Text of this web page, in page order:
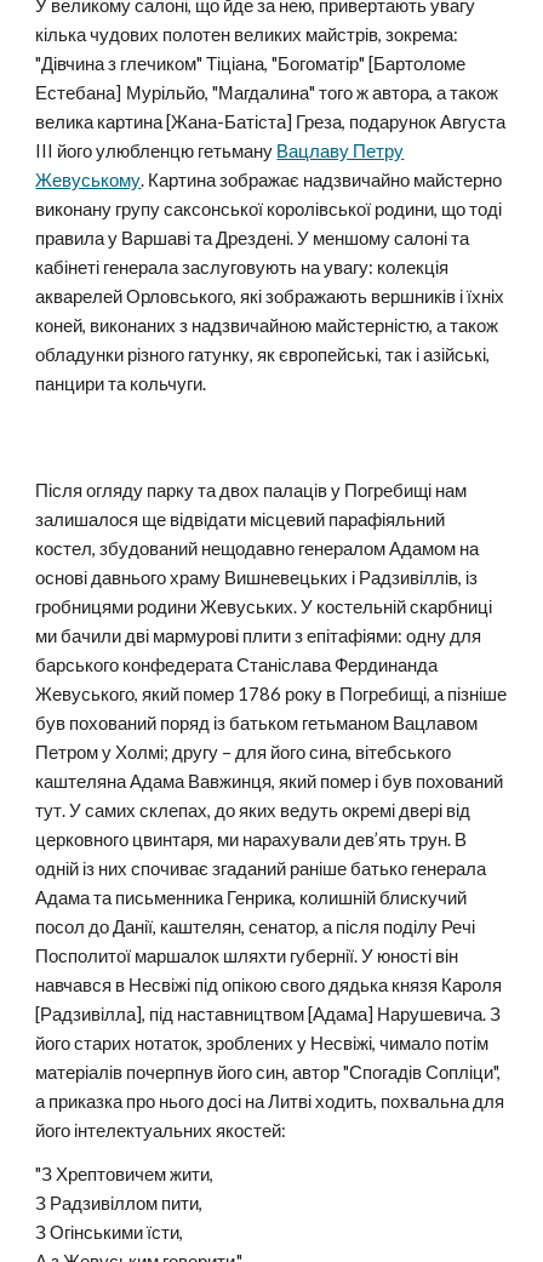
У великому салоні, що йде за нею, привертають увагу
кілька чудових полотен великих майстрів, зокрема:
"Дівчина з глечиком" Тіціана, "Богоматір" [Бартоломе
Естебана] Мурільйо, "Магдалина" того ж автора, а також
велика картина [Жана-Батіста] Греза, подарунок Августа
III його улюбленцю гетьману Вацлаву Петру
Жевуському. Картина зображає надзвичайно майстерно
виконану групу саксонської королівської родини, що тоді
правила у Варшаві та Дрездені. У меншому салоні та
кабінеті генерала заслуговують на увагу: колекція
акварелей Орловського, які зображають вершників і їхніх
коней, виконаних з надзвичайною майстерністю, а також
обладунки різного гатунку, як європейські, так і азійські,
панцири та кольчуги.
Після огляду парку та двох палаців у Погребищі нам
залишалося ще відвідати місцевий парафіяльний
костел, збудований нещодавно генералом Адамом на
основі давнього храму Вишневецьких і Радзивіллів, із
гробницями родини Жевуських. У костельній скарбниці
ми бачили дві мармурові плити з епітафіями: одну для
барського конфедерата Станіслава Фердинанда
Жевуського, який помер 1786 року в Погребищі, а пізніше
був похований поряд із батьком гетьманом Вацлавом
Петром у Холмі; другу – для його сина, вітебського
каштеляна Адама Вавжинця, який помер і був похований
тут. У самих склепах, до яких ведуть окремі двері від
церковного цвинтаря, ми нарахували дев’ять трун. В
одній із них спочиває згаданий раніше батько генерала
Адама та письменника Генрика, колишній блискучий
посол до Данії, каштелян, сенатор, а після поділу Речі
Посполитої маршалок шляхти губернії. У юності він
навчався в Несвіжі під опікою свого дядька князя Кароля
[Радзивілла], під наставництвом [Адама] Нарушевича. З
його старих нотаток, зроблених у Несвіжі, чимало потім
матеріалів почерпнув його син, автор "Спогадів Сопліци",
а приказка про нього досі на Литві ходить, похвальна для
його інтелектуальних якостей:
"З Хрептовичем жити,
З Радзивіллом пити,
З Огінськими їсти,